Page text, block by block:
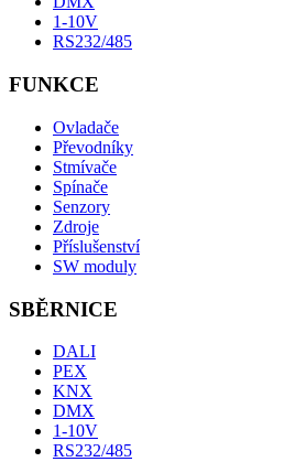
1-10V
RS232/485
FUNKCE
Ovladače
Převodníky
Stmívače
Spínače
Senzory
Zdroje
Příslušenství
SW moduly
SBĚRNICE
DALI
PEX
KNX
DMX
1-10V
RS232/485